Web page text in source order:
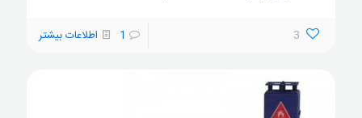
3
1 اطلاعات بیشتر